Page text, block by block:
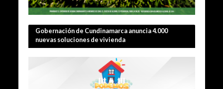
Gobernación de Cundinamarca anuncia 4.000
nuevas soluciones de vivienda